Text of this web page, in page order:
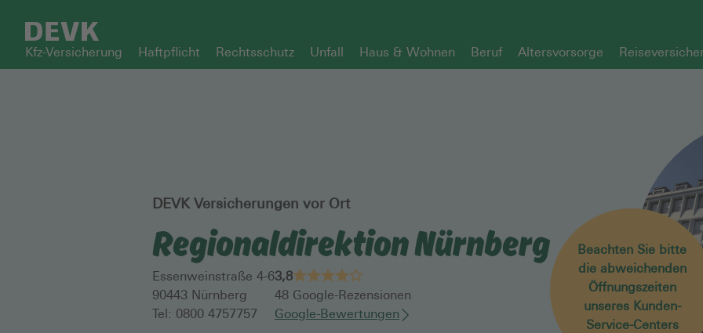
Kfz-Versicherung
Haftpflicht Rechtsschutz Unfall Haus & Wohnen Beruf Altersvorsorge
DEVK Versicherungen vor Ort
Regionaldirektion Nürnberg
Essenweinstraße 4-6
90443 Nürnberg
Tel: 0800 4757757
3,8
48 Google-Rezensionen
Google-Bewertungen
Beachten Sie bitte
die abweichenden
Öffnungszeiten
unseres Kunden-
Service-Centers